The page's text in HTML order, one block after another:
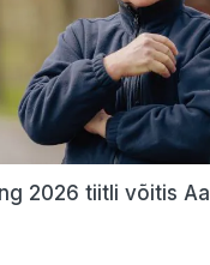
2026 tiitli võitis